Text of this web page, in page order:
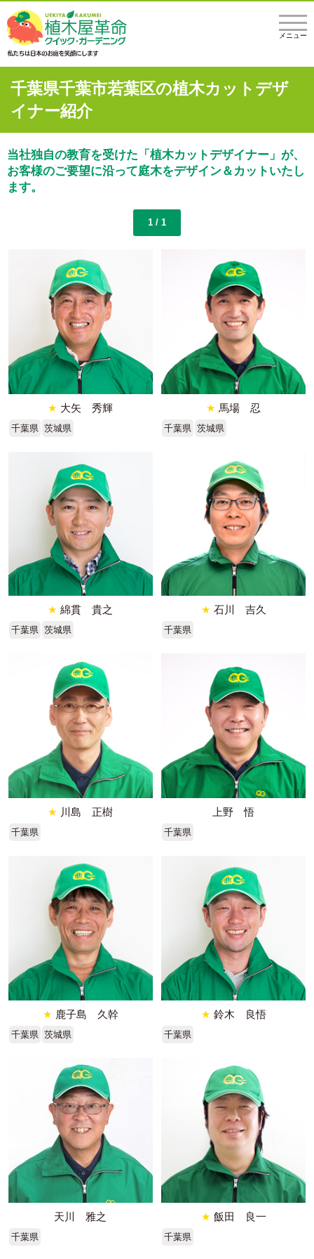
メニュー
千葉県千葉市若葉区の植木カットデザ
イナー紹介
当社独自の教育を受けた「植木カットデザイナー」が、
お客様のご要望に沿って庭木をデザイン＆カットいたし
ます。
1 / 1
★ 大矢 秀輝
千葉県 茨城県
★ 馬場 忍
千葉県 茨城県
★ 綿貫 貴之
千葉県 茨城県
★ 石川 吉久
千葉県
★ 川島 正樹
千葉県
上野 悟
千葉県
★ 鹿子島 久幹
千葉県 茨城県
★ 鈴木 良悟
千葉県
天川 雅之
千葉県
★ 飯田 良一
千葉県